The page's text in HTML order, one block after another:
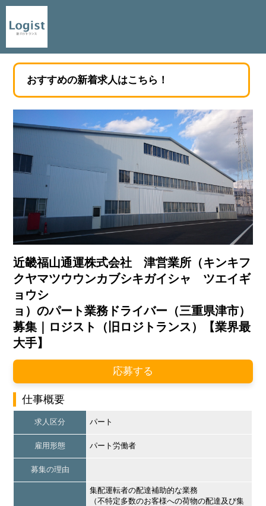
おすすめの新着求人はこちら！
近畿福山通運株式会社 津営業所（キンキフ
クヤマツウウンカブシキガイシャ ツエイギ
ョウシ
ョ）のパート業務ドライバー（三重県津市）
募集｜ロジスト（旧ロジトランス）【業界最
大手】
応募する
仕事概要
求人区分 パート
雇用形態 パート労働者
募集の理由
集配運転者の配達補助的な業務
（不特定多数のお客様への荷物の配達及び集